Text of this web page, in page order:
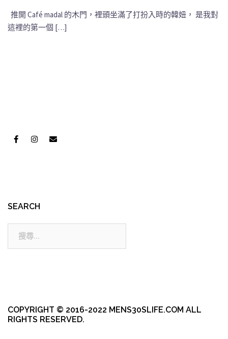
推開 Café madal 的木門，裡頭坐滿了打扮入時的韓妞， 是我對
這裡的第一個 […]
SEARCH
COPYRIGHT © 2016-2022 MENS30SLIFE.COM ALL
RIGHTS RESERVED.